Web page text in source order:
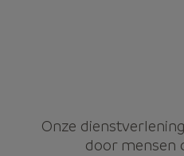
Onze
door mensen